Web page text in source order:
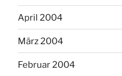
April 2004
März 2004
Februar 2004